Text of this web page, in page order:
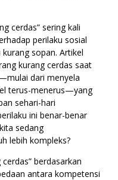
cerdas” sering kali
perilaku sosial
sopan. Artikel
kurang cerdas saat
dari menyela
terus-menerus—yang
sehari-hari
ini benar-benar
sedang
lebih kompleks?
berdasarkan
antara kompetensi